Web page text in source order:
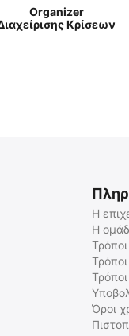
Οrganizer
Κρίσεων
Η
Η
Όροι